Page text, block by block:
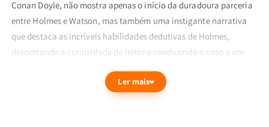
Conan Doyle, não mostra apenas o início da duradoura parceria
entre Holmes e Watson, mas também uma instigante narrativa
que destaca as incríveis habilidades dedutivas de Holmes,
despertando a curiosidade do leitor e conduzindo o caso a um
Ler mais